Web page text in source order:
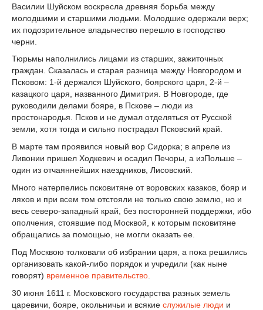
Василии Шуйском воскресла древняя борьба между
молодшими и старшими людьми. Молодшие одержали верх;
их подозрительное владычество перешло в господство
черни.
Тюрьмы наполнились лицами из старших, зажиточных
граждан. Сказалась и старая разница между Новгородом и
Псковом: 1-й держался Шуйского, боярского царя, 2-й –
казацкого царя, названного Димитрия. В Новгороде, где
руководили делами бояре, в Пскове – люди из
простонародья. Псков и не думал отделяться от Русской
земли, хотя тогда и сильно пострадал Псковский край.
В марте там проявился новый вор Сидорка; в апреле из
Ливонии пришел Ходкевич и осадил Печоры, а изПольше –
один из отчаяннейших наездников, Лисовский.
Много натерпелись псковитяне от воровских казаков, бояр и
ляхов и при всем том отстояли не только свою землю, но и
весь северо-западный край, без посторонней поддержки, ибо
ополчения, стоявшие под Москвой, к которым псковитяне
обращались за помощью, не могли оказать ее.
Под Москвою толковали об избрании царя, а пока решились
организовать какой-либо порядок и учредили (как ныне
говорят) временное правительство
30 июня 1611 г. Московского государства разных земель
царевичи, бояре, окольничьи и всякие служилые люди и